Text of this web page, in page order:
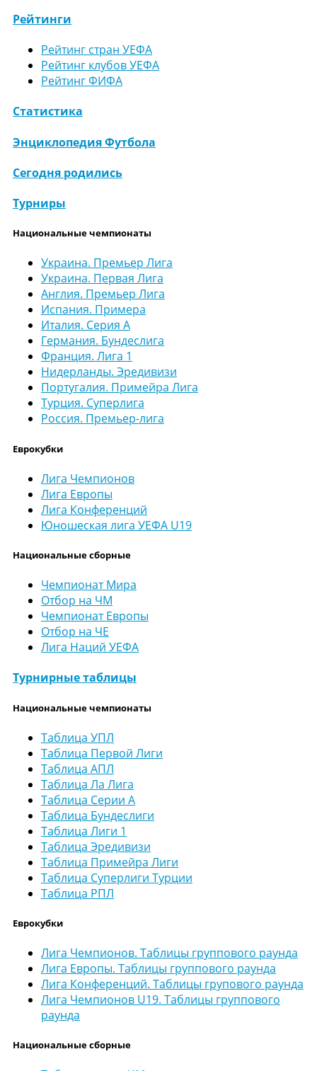
Рейтинги
Рейтинг стран УЕФА
Рейтинг клубов УЕФА
Рейтинг ФИФА
Статистика
Энциклопедия Футбола
Сегодня родились
Турниры
Национальные чемпионаты
Украина. Премьер Лига
Украина. Первая Лига
Англия. Премьер Лига
Испания. Примера
Италия. Серия А
Германия. Бундеслига
Франция. Лига 1
Нидерланды. Эредивизи
Португалия. Примейра Лига
Турция. Суперлига
Россия. Премьер-лига
Еврокубки
Лига Чемпионов
Лига Европы
Лига Конференций
Юношеская лига УЕФА U19
Национальные сборные
Чемпионат Мира
Отбор на ЧМ
Чемпионат Европы
Отбор на ЧЕ
Лига Наций УЕФА
Турнирные таблицы
Национальные чемпионаты
Таблица УПЛ
Таблица Первой Лиги
Таблица АПЛ
Таблица Ла Лига
Таблица Серии А
Таблица Бундеслиги
Таблица Лиги 1
Таблица Эредивизи
Таблица Примейра Лиги
Таблица Суперлиги Турции
Таблица РПЛ
Еврокубки
Лига Чемпионов. Таблицы группового раунда
Лига Европы. Таблицы группового раунда
Лига Конференций. Таблицы групового раунда
Лига Чемпионов U19. Таблицы группового
раунда
Национальные сборные